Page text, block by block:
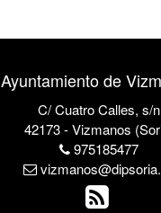
Ayuntamiento de
C/ Cuatro Calles, s/n
42173 - Vizmanos
975185477